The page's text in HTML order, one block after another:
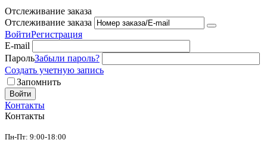
Отслеживание заказа
Отслеживание заказа
ВойтиРегистрация
E-mail
ПарольЗабыли пароль?
Создать учетную запись
Запомнить
Войти
Контакты
Контакты
Пн-Пт: 9:00-18:00